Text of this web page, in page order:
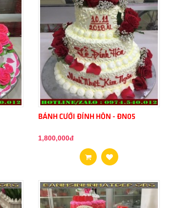
BÁNH CƯỚI ĐÍNH HÔN - ĐN05
1,800,000đ